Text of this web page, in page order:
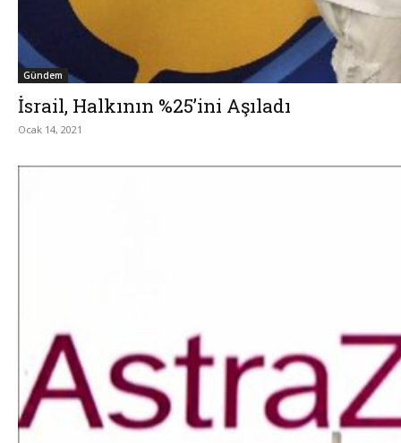
Gündem
İsrail, Halkının %25’ini Aşıladı
Ocak 14, 2021